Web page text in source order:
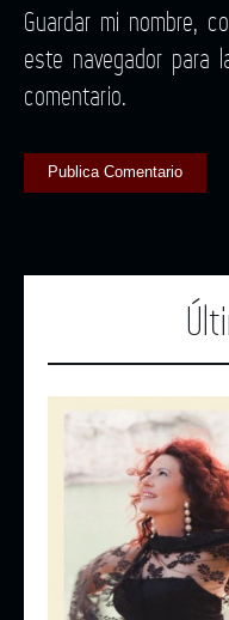
Guardar mi nombre,
este navegador para
comentario.